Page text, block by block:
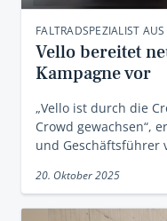
FALTRADSPEZIALIST AUS
Vello bereitet
Kampagne vor
„Vello ist durch die
Crowd gewachsen“,
und Geschäftsführer
20. Oktober 2025